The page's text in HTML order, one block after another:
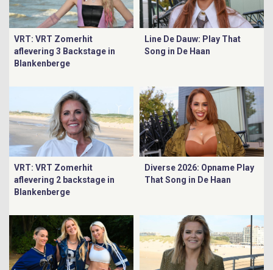
VRT: VRT Zomerhit
aflevering 3 Backstage in
Blankenberge
Line De Dauw: Play That
Song in De Haan
VRT: VRT Zomerhit
aflevering 2 backstage in
Blankenberge
Diverse 2026: Opname Play
That Song in De Haan